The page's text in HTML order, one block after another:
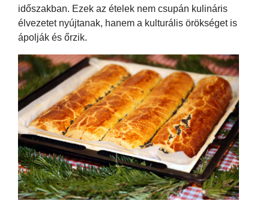
időszakban. Ezek az ételek nem csupán kulináris
élvezetet nyújtanak, hanem a kulturális örökséget is
ápolják és őrzik.